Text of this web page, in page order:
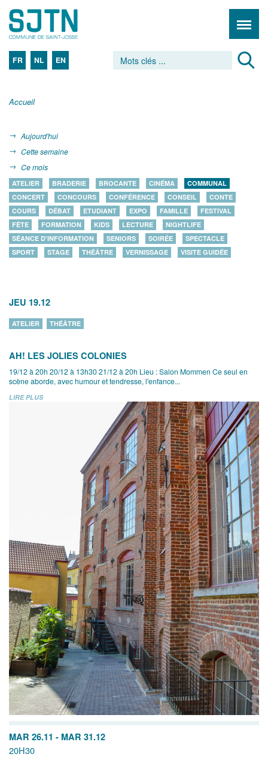
FR NL EN
Accueil
Aujourd'hui
Cette semaine
Ce mois
ATELIER BRADERIE BROCANTE CINÉMA
COMMUNAL
CONCERT
CONCOURS CONFÉRENCE CONSEIL
CONTE
COURS
DÉBAT ETUDIANT EXPO FAMILLE
FESTIVAL
FÊTE
FORMATION KIDS LECTURE
NIGHTLIFE
SÉANCE D'INFORMATION
SENIORS SOIRÉE
SPECTACLE
SPORT
STAGE THÉÂTRE VERNISSAGE VISITE GUIDÉE
JEU 19.12
ATELIER THÉÂTRE
AH! LES JOLIES COLONIES
19/12 à 20h 20/12 à 13h30 21/12 à 20h Lieu : Salon Mommen Ce seul en
scène aborde, avec humour et tendresse, l'enfance...
LIRE PLUS
MAR 26.11 - MAR 31.12
20H30